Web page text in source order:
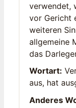
verwendet,
vor Gericht
weiteren
allgemeine
das
Wortart:
aus, hat
Anderes